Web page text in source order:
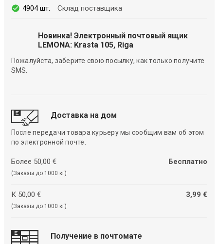
4904 шт. Склад поставщика
Новинка! Электронный почтовый ящик
LEMONA: Krasta 105, Riga
Пожалуйста, заберите свою посылку, как только получите
SMS.
Доставка на дом
После передачи товара курьеру мы сообщим вам об этом
по электронной почте.
Более 50,00 €
(Заказы до 1000 кг)
Бесплатно
К 50,00 €
(Заказы до 1000 кг)
3,99 €
Получение в почтомате